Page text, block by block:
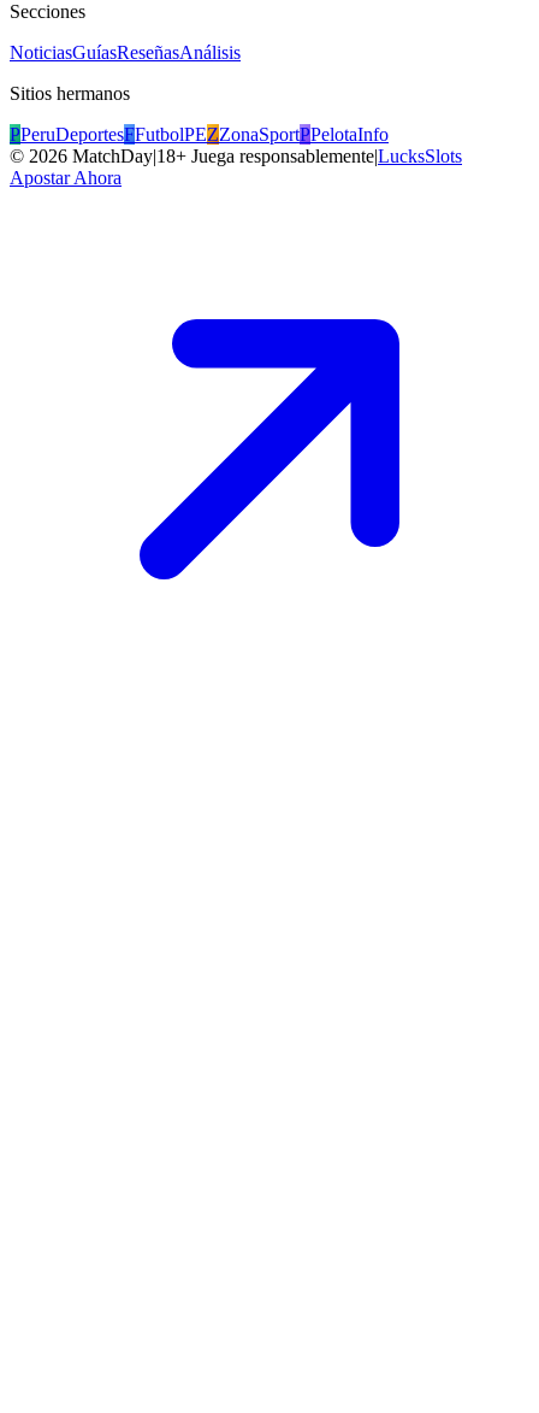
Secciones
NoticiasGuíasReseñasAnálisis
Sitios hermanos
PPeruDeportesFFutbolPEZZonaSportPPelotaInfo
© 2026 MatchDay|18+ Juega responsablemente|LucksSlots
Apostar Ahora